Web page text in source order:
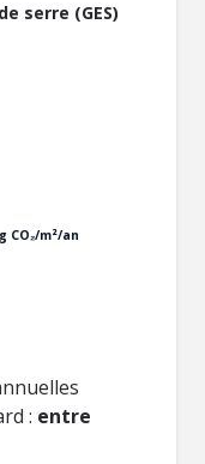
serre (GES)
CO₂/m²/an
: entre